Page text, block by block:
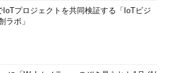
IoTプロジェクトを共同検証する「IoTビジ
ラボ」